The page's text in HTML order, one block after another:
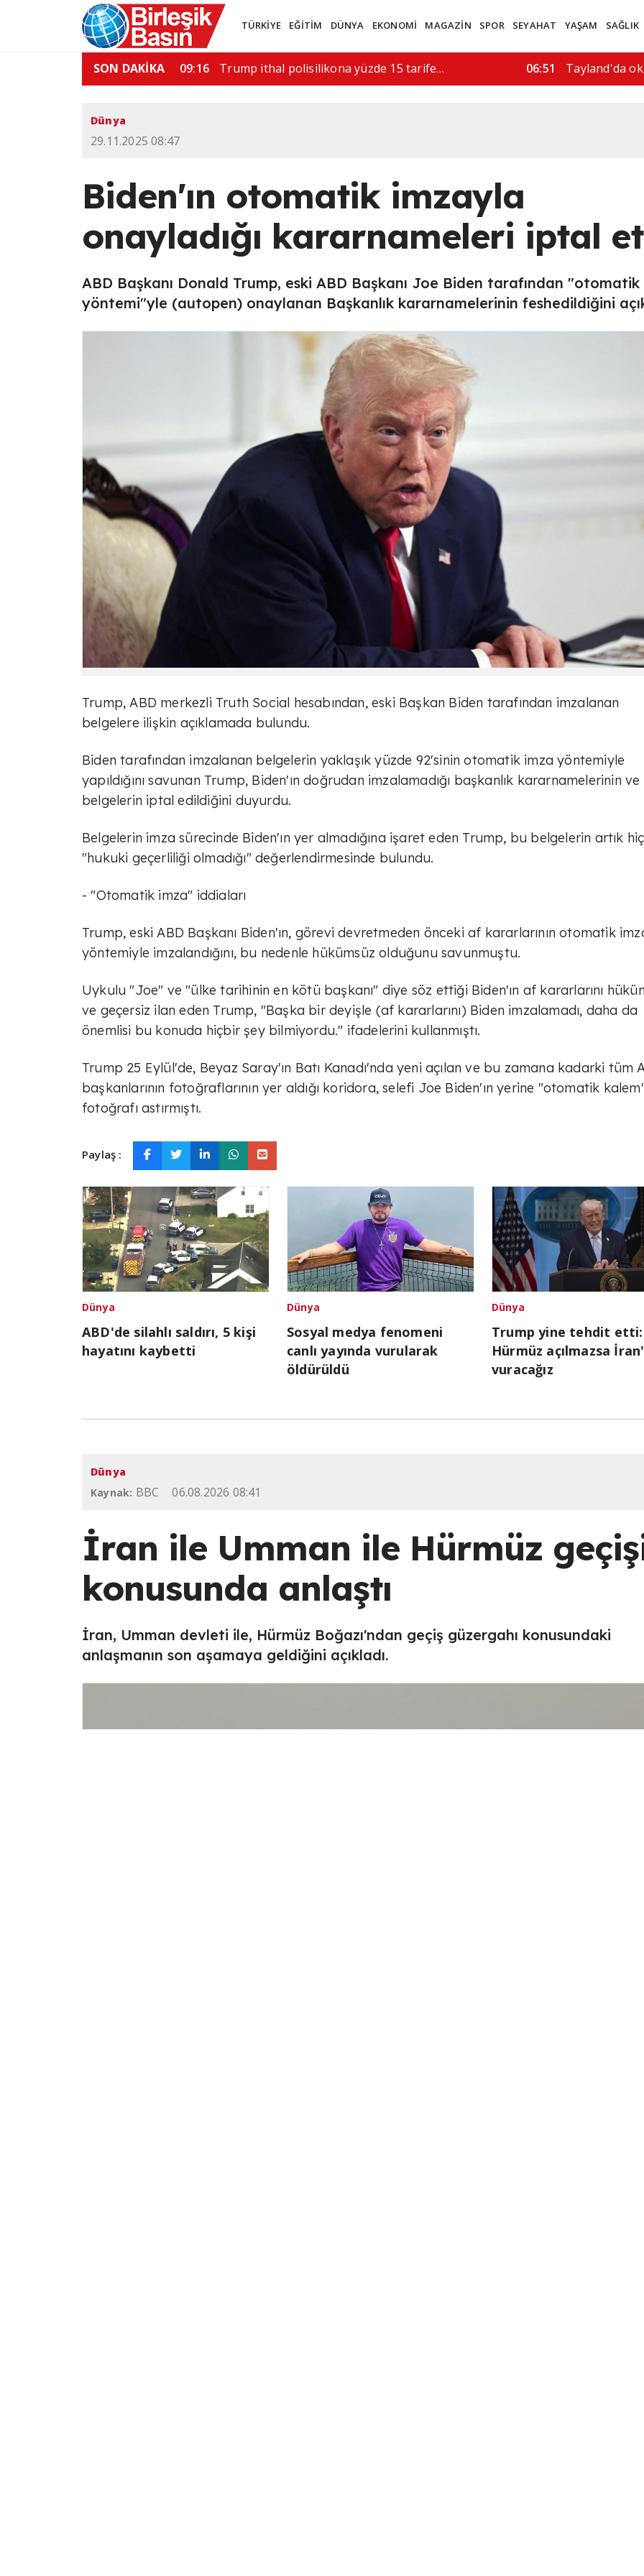
TÜRKİYE EĞİTİM DÜNYA EKONOMİ MAGAZİN SPOR SEYAHAT YAŞAM SAĞLIK
SON DAKİKA 11:52 ABD'de silahlı saldırı, 5 kişi hayatını… 08:52 "İran'a
Dünya
29.11.2025 08:47
Biden'ın otomatik imzayla
onayladığı kararnameleri iptal
ABD Başkanı Donald Trump, eski ABD Başkanı Joe Biden tarafından "otomatik
yöntemi"yle (autopen) onaylanan Başkanlık kararnamelerinin feshedildiğini
Trump, ABD merkezli Truth Social hesabından, eski Başkan Biden tarafından imzalanan
belgelere ilişkin açıklamada bulundu.
Biden tarafından imzalanan belgelerin yaklaşık yüzde 92'sinin otomatik imza yöntemiyle
yapıldığını savunan Trump, Biden'ın doğrudan imzalamadığı başkanlık kararnamelerinin
belgelerin iptal edildiğini duyurdu.
Belgelerin imza sürecinde Biden'ın yer almadığına işaret eden Trump, bu belgelerin artık
"hukuki geçerliliği olmadığı" değerlendirmesinde bulundu.
- "Otomatik imza" iddiaları
Trump, eski ABD Başkanı Biden'ın, görevi devretmeden önceki af kararlarının otomatik
yöntemiyle imzalandığını, bu nedenle hükümsüz olduğunu savunmuştu.
Uykulu "Joe" ve "ülke tarihinin en kötü başkanı" diye söz ettiği Biden'ın af kararlarını
ve geçersiz ilan eden Trump, "Başka bir deyişle (af kararlarını) Biden imzalamadı, daha da
önemlisi bu konuda hiçbir şey bilmiyordu." ifadelerini kullanmıştı.
Trump 25 Eylül'de, Beyaz Saray'ın Batı Kanadı'nda yeni açılan ve bu zamana kadarki tüm
başkanlarının fotoğraflarının yer aldığı koridora, selefi Joe Biden'ın yerine "otomatik
fotoğrafı astırmıştı.
Paylaş :
Dünya
ABD'de silahlı saldırı, 5 kişi
hayatını kaybetti
Dünya
Sosyal medya fenomeni
canlı yayında vurularak
öldürüldü
Dünya
Trump yine tehdit etti:
Hürmüz açılmazsa
vuracağız
Dünya
Kaynak: BBC 06.08.2026 08:41
İran ile Umman ile Hürmüz
konusunda anlaştı
İran, Umman devleti ile, Hürmüz Boğazı'ndan geçiş güzergahı konusundaki
anlaşmanın son aşamaya geldiğini açıkladı.